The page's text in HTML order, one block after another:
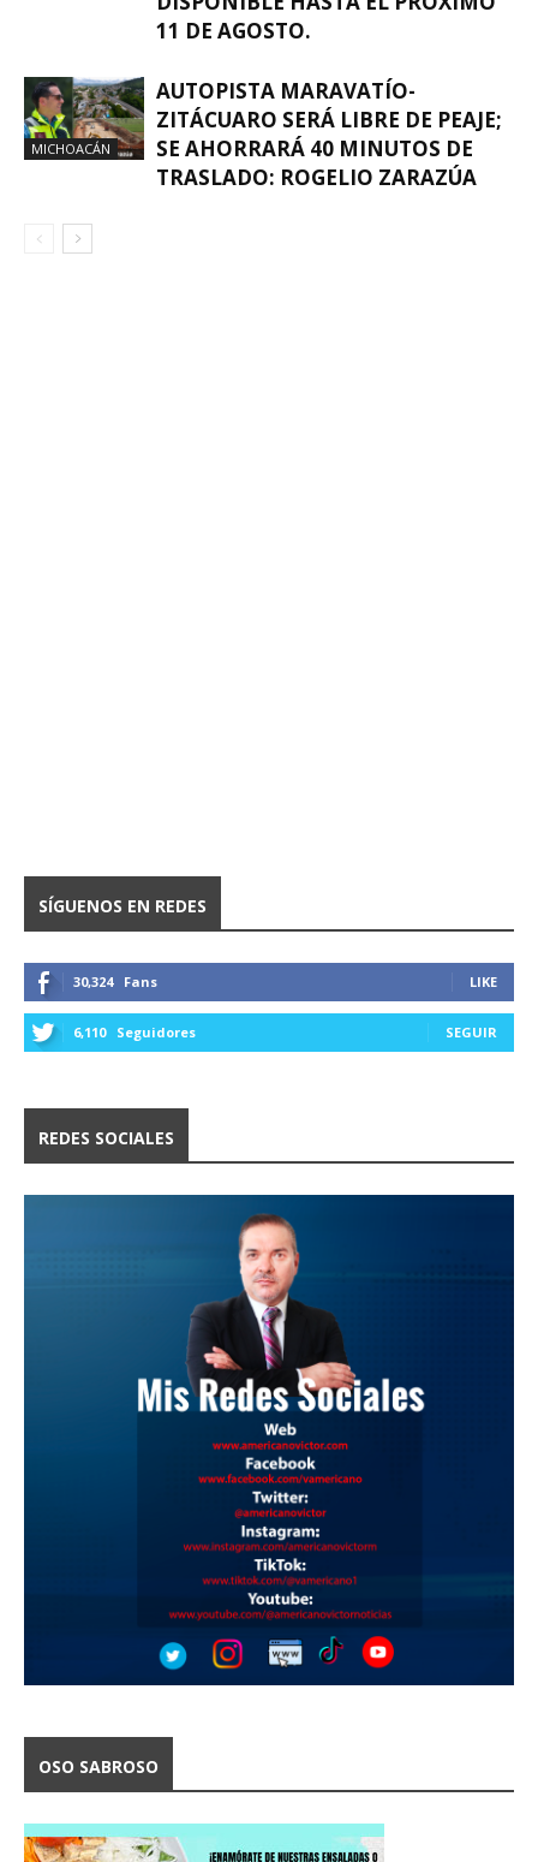
11 DE AGOSTO.
MICHOACÁN
AUTOPISTA MARAVATÍO-
ZITÁCUARO SERÁ LIBRE DE PEAJE;
SE AHORRARÁ 40 MINUTOS DE
TRASLADO: ROGELIO ZARAZÚA
SÍGUENOS EN REDES
30,324 Fans LIKE
6,110 Seguidores SEGUIR
REDES SOCIALES
OSO SABROSO